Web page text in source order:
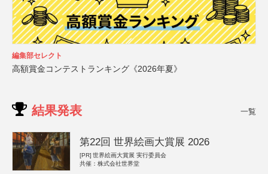
編集部セレクト
高額賞金コンテストランキング《2026年夏》
結果発表 一覧
第22回 世界絵画大賞展 2026
[PR] 世界絵画大賞展 実行委員会
共催：株式会社世界堂